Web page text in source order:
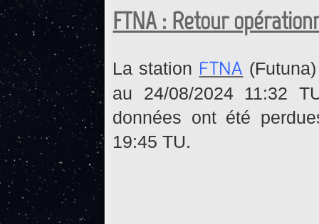
FTNA : Retour
La station FTNA
au 24/08/2024 11:32
données ont été
19:45 TU.